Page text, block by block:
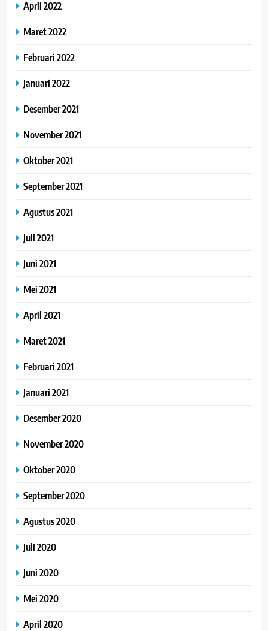
April 2022
Maret 2022
Februari 2022
Januari 2022
Desember 2021
November 2021
Oktober 2021
September 2021
Agustus 2021
Juli 2021
Juni 2021
Mei 2021
April 2021
Maret 2021
Februari 2021
Januari 2021
Desember 2020
November 2020
Oktober 2020
September 2020
Agustus 2020
Juli 2020
Juni 2020
Mei 2020
April 2020